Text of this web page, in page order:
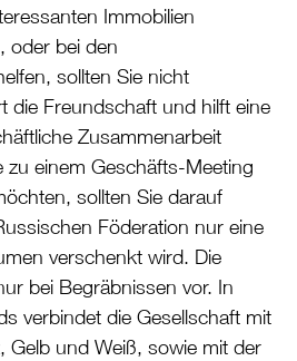
Immobilien
oder bei den
sollten Sie nicht
die Freundschaft und hilft eine
Zusammenarbeit
zu einem Geschäfts-Meeting
sollten Sie darauf
Föderation nur eine
verschenkt wird. Die
bei Begräbnissen vor. In
verbindet die Gesellschaft mit
Gelb und Weiß, sowie mit der